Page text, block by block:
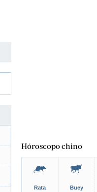
Hóroscopo chino
Rata Buey